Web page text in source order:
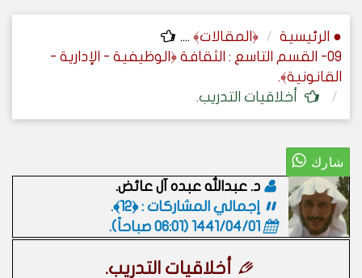
● الرئيسية ﴿المقالات﴾ ....
09- القسم التاسع : الثقافة ﴿الوظيفية - الإدارية -
القانونية﴾.
أخلاقيات التدريب.
د. عبدالله عبده آل عائض.
إجمالي المشاركات : ﴿12﴾.
1441/04/01 (06:01 صباحاً)
.
أخلاقيات التدريب.